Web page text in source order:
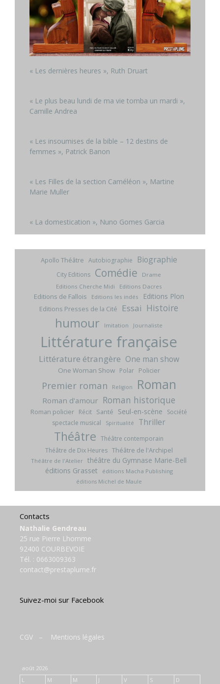
« Les dernières heures », Ruth Druart
« Le plus beau lundi de ma vie tomba un mardi »,
Camille Andrea
« Les insoumises de la bible – 12 destins de
femmes », Patrick Banon
« Les Filles de la section Caméléon », Martine
Marie Muller
« La domestication », Nuno Gomes Garcia
Apollo Théâtre Autobiographie Biographie
City Editions Comédie
Drame
Editions Cherche Midi
Editions Dacres
Editions de Fallois Editions les indés Editions Plon
Editions Presses de la Cité Essai Histoire
humour Imitation Journaliste
Littérature française
Littérature étrangère One man show
One Woman Show Polar Policier
Premier roman Religion Roman
Roman d'amour Roman historique
Roman policier Récit Santé Seul-en-scène
Société
spectacle musical
Spiritualité Thriller
Théâtre Théâtre contemporain
Théâtre de Dix Heures Théâtre de l'Archipel
Théâtre de l'Atelier théâtre du Gymnase Marie-Bell
éditions Grasset
éditions Macha Publishing
éditions Michel de Maule
Contacts
Nathalie Gendreau
25 rue Pierre Lhomme
92400 COURBEVOIE
Tél. : 0663009363
contact@prestaplume.fr
Suivez-moi sur Facebook
CGV – Mentions légales
août 2026
L
M M J V S D